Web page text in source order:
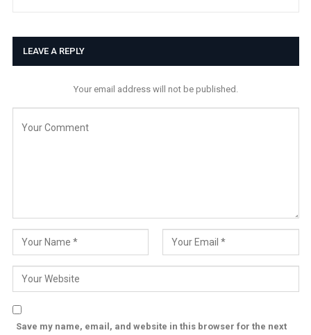
LEAVE A REPLY
Your email address will not be published.
Save my name, email, and website in this browser for the next